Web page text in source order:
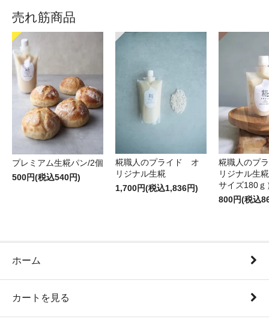
売れ筋商品
プレミアム生糀パン/2個
500円(税込540円)
糀職人のプライド オ
リジナル生糀
1,700円(税込1,836円)
糀職人のプ
リジナル生
サイズ180ｇ
800円(税込
ホーム
カートを見る